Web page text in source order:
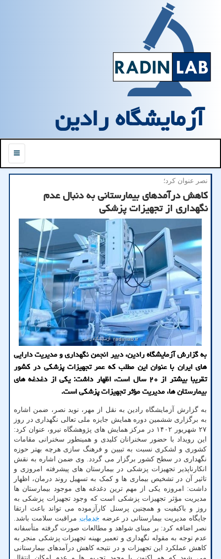
آزمایشگاه رادین
منو
نصر عنوان كرد؛
کاهش درآمدهای بیمارستانی به دنبال عدم
نگهداری از تجهیزات پزشکی
به گزارش آزمایشگاه رادین، دبیر انجمن نگهداری و مدیریت دارایی
های ایران با عنوان این مطلب که عمر تجهیزات پزشکی در کشور
تقریبا بیشتر از ۲۰ سال است، اظهار داشت: یکی از دغدغه های
بیمارستان ها، مدیریت مؤثر تجهیزات پزشکی است.
به گزارش آزمایشگاه رادین به نقل از مهر، نوید نصر، ضمن اشاره
به برگزاری ششمین دوره همایش جایزه ملی تعالی نگهداری در روز
۲۷ شهریور ۱۴۰۲ در مرکز همایش های پژوهشگاه نیرو، عنوان کرد:
این رویداد با حضور سخنرانان کلیدی و همینطور سخنرانی مقامات
کشوری و لشکری نسبت به تبیین و فرهنگ سازی هرچه بهتر حوزه
نگهداری در سطح کشور برگزار می گردد. وی ضمن اشاره به نقش
انکارناپذیر تجهیزات پزشکی در بیمارستان های پیشرفته امروزی و
تاثیر آن در تشخیص بیماری ها و کمک به تسهیل روند درمان، اظهار
داشت: امروزه یکی از مهم ترین دغدغه های موجود بیمارستان ها
مدیریت مؤثر تجهیزات پزشکی است که وجود تجهیزات پزشکی به
روز و باکیفیت و همچنین پرسنل کارآزموده می تواند باعث ارتقا
جایگاه مدیریت بیمارستانی در عرضه خدمات مراقبت سلامت باشد.
نصر اضافه کرد: بر مبنای شواهد و مطالعات صورت گرفته متأسفانه
عدم توجه به مقوله نگهداری و تعمیر بهینه تجهیزات پزشکی منجر به
کاهش عملکرد این تجهیزات و در نتیجه کاهش درآمدهای بیمارستانی